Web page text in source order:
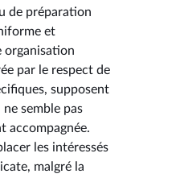
de préparation
et
organisation
par le respect de
supposent
semble pas
accompagnée.
les intéressés
malgré la